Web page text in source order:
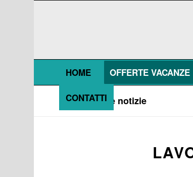
HOME OFFERTE VACANZE
CONTATTI
Blog - Ultime notizie